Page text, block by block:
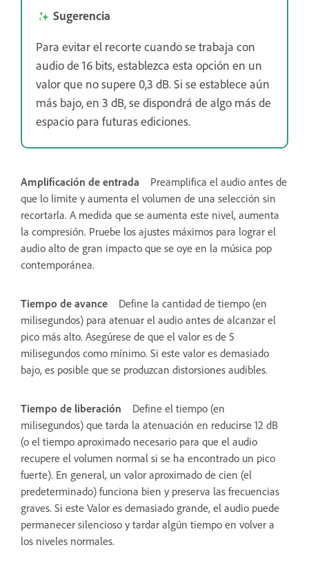
Sugerencia
Para evitar el recorte cuando se trabaja con
audio de 16 bits, establezca esta opción en un
valor que no supere 0,3 dB. Si se establece aún
más bajo, en 3 dB, se dispondrá de algo más de
espacio para futuras ediciones.
Amplificación de entrada
Preamplifica el audio antes de
que lo limite y aumenta el volumen de una selección sin
recortarla. A medida que se aumenta este nivel, aumenta
la compresión. Pruebe los ajustes máximos para lograr el
audio alto de gran impacto que se oye en la música pop
contemporánea.
Tiempo de avance
Define la cantidad de tiempo (en
milisegundos) para atenuar el audio antes de alcanzar el
pico más alto. Asegúrese de que el valor es de 5
milisegundos como mínimo. Si este valor es demasiado
bajo, es posible que se produzcan distorsiones audibles.
Tiempo de liberación
Define el tiempo (en
milisegundos) que tarda la atenuación en reducirse 12 dB
(o el tiempo aproximado necesario para que el audio
recupere el volumen normal si se ha encontrado un pico
fuerte). En general, un valor aproximado de cien (el
predeterminado) funciona bien y preserva las frecuencias
graves. Si este Valor es demasiado grande, el audio puede
permanecer silencioso y tardar algún tiempo en volver a
los niveles normales.